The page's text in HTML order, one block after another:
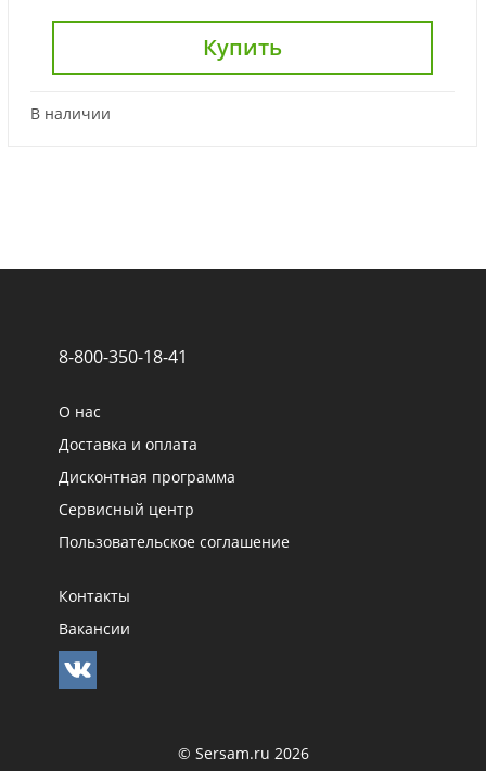
Купить
В наличии
8-800-350-18-41
О нас
Доставка и оплата
Дисконтная программа
Сервисный центр
Пользовательское соглашение
Контакты
Вакансии
© Sersam.ru 2026